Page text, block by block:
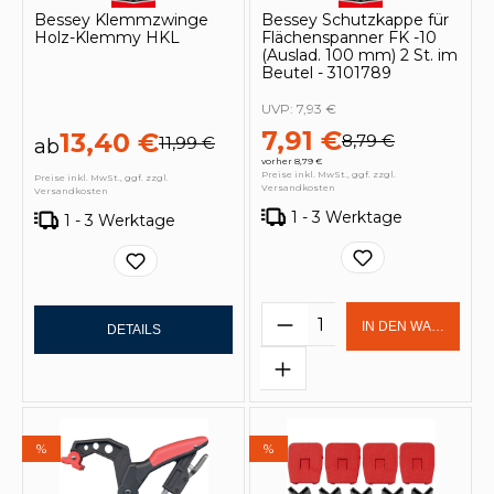
Bessey Klemmzwinge
Holz-Klemmy HKL
ab13,40 €11,99 €
Preise inkl. MwSt., ggf. zzgl.
Versandkosten
1 - 3 Werktage
DETAILS
Bessey Schutzkappe für
Flächenspanner FK -10
(Auslad. 100 mm) 2 St. im
Beutel - 3101789
7,91 €8,79 €
vorher 8,79 €
UVP: 7,93 €
Preise inkl. MwSt., ggf. zzgl.
Versandkosten
1 - 3 Werktage
Produkt Anzahl:
IN DEN
% %